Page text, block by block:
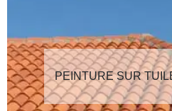
PEINTURE SUR